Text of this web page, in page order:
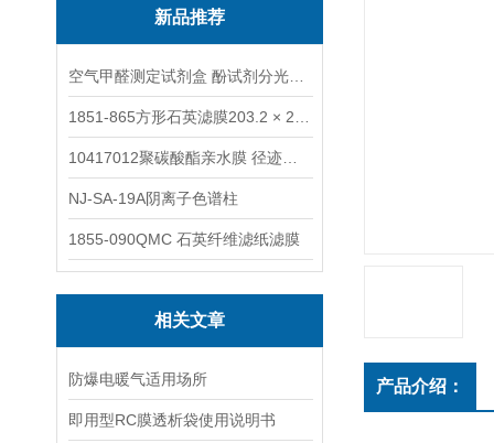
新品推荐
NJ-SA-19A阴离子色谱柱
1855-090QMC 石英纤维滤纸滤膜
相关文章
防爆电暖气适用场所
即用型RC膜透析袋使用说明书
产品介绍：